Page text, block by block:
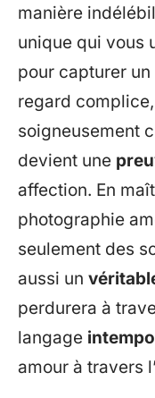
manière
unique qui vous
pour capturer
regard
soigneusement
devient une
affection. En
photographie
seulement des
aussi un
perdurera à
langage
amour à travers